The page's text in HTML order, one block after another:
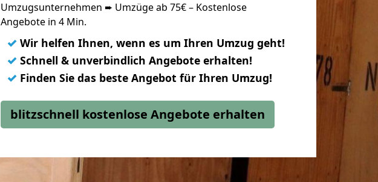
Umzugsunternehmen ➨ Umzüge ab 75€ – Kostenlose
Angebote in 4 Min.
✓ Wir helfen Ihnen, wenn es um Ihren Umzug geht!
✓ Schnell & unverbindlich Angebote erhalten!
✓ Finden Sie das beste Angebot für Ihren Umzug!
blitzschnell kostenlose Angebote erhalten